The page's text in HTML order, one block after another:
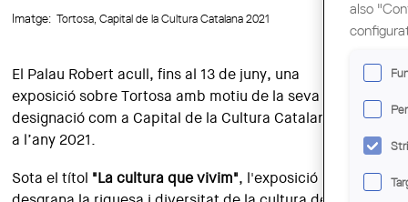
Imatge: Tortosa, Capital de la Cultura Catalana 2021
El Palau Robert acull, fins al 13 de juny, una
exposició sobre Tortosa amb motiu de la seva
designació com a Capital de la Cultura Catalana per
a l’any 2021.
Sota el títol "La cultura que vivim", l'exposició
also